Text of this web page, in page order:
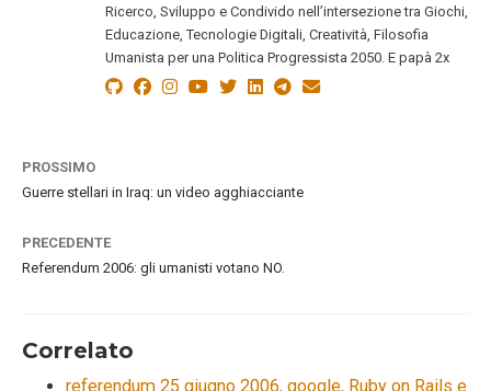
Ricerco, Sviluppo e Condivido nell’intersezione tra Giochi,
Educazione, Tecnologie Digitali, Creatività, Filosofia
Umanista per una Politica Progressista 2050. E papà 2x
PROSSIMO
Guerre stellari in Iraq: un video agghiacciante
PRECEDENTE
Referendum 2006: gli umanisti votano NO.
Correlato
referendum 25 giugno 2006, google, Ruby on Rails e